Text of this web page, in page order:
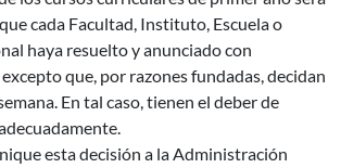
cada Facultad, Instituto, Escuela o
haya resuelto y anunciado con
que, por razones fundadas, decidan
En tal caso, tienen el deber de
esta decisión a la Administración